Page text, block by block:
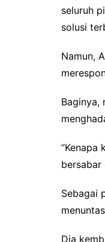
seluruh
solusi
Namun,
Baginya,
“Kenapa
bersabar
Sebagai
Dia